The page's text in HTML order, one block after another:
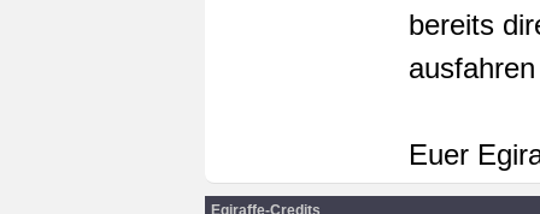
bereits
Euer
Egiraffe-Credits